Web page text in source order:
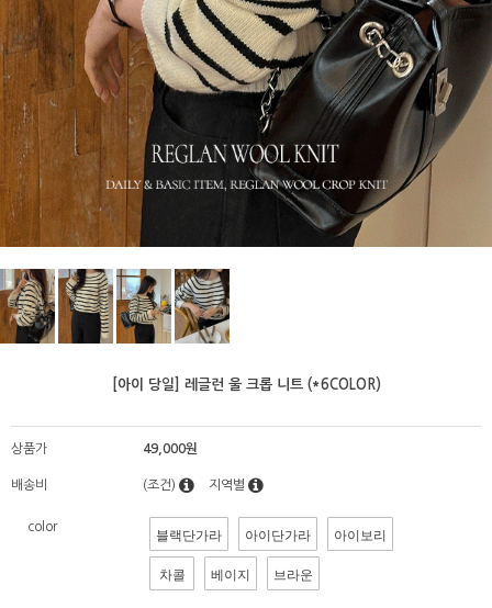
[아이 당일] 레글런 울 크롭 니트 (*6COLOR)
상품가 49,000원
배송비 (조건) 지역별
color 블랙단가라 아이단가라 아이보리
차콜 베이지 브라운